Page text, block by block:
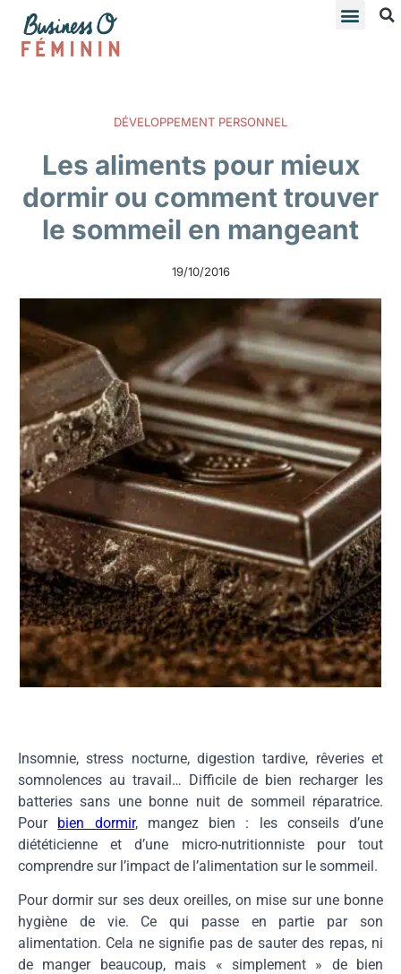
DÉVELOPPEMENT PERSONNEL
Les aliments pour mieux
dormir ou comment trouver
le sommeil en mangeant
19/10/2016
Insomnie, stress nocturne, digestion tardive, rêveries et
somnolences au travail… Difficile de bien recharger les
batteries sans une bonne nuit de sommeil réparatrice.
Pour bien dormir, mangez bien : les conseils d’une
diététicienne et d’une micro-nutritionniste pour tout
comprendre sur l’impact de l’alimentation sur le sommeil.
Pour dormir sur ses deux oreilles, on mise sur une bonne
hygiène de vie. Ce qui passe en partie par son
alimentation. Cela ne signifie pas de sauter des repas, ni
de manger beaucoup, mais « simplement » de bien